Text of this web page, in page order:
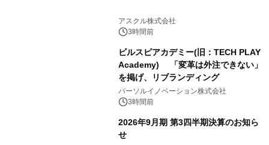
アスクル株式会社
3時間前
ビルスピアカデミー(旧：TECH PLAY
Academy) 「変革は外注できない」
を掲げ、リブランディング
パーソルイノベーション株式会社
3時間前
2026年9月期 第3四半期決算のお知ら
せ